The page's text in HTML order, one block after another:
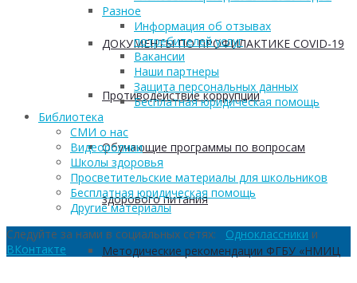
ДОКУМЕНТЫ ПО ПРОФИЛАКТИКЕ COVID-19
Противодействие коррупции
Обучающие программы по вопросам
здорового питания
Методические рекомендации ФГБУ «НМИЦ
Разное
Информация об отзывах
потребителей услуг
Вакансии
Наши партнеры
Защита персональных данных
Бесплатная юридическая помощь
Библиотека
СМИ о нас
Видеоролики
Школы здоровья
Просветительские материалы для школьников
Бесплатная юридическая помощь
Другие материалы
Следуйте за нами в социальных сетях: Одноклассники и
ВКонтакте